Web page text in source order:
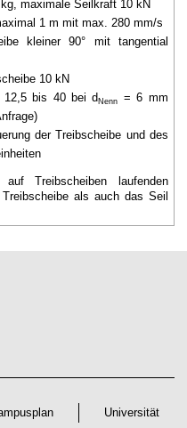
maximale Seilkraft 10 kN
1 m mit max. 280 mm/s
kleiner 90° mit tangential
10 kN
12,5 bis 40 bei dNenn
= 6 mm
der Treibscheibe und des
Treibscheiben laufenden
als auch das Seil
Universität